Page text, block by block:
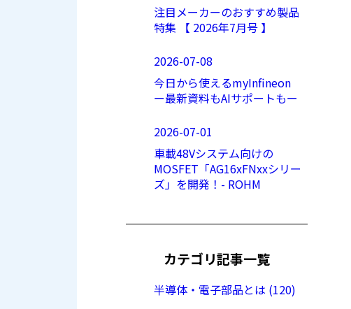
注目メーカーのおすすめ製品
特集 【 2026年7月号 】
2026-07-08
今日から使えるmyInfineon
ー最新資料もAIサポートもー
2026-07-01
車載48Vシステム向けの
MOSFET「AG16xFNxxシリー
ズ」を開発！- ROHM
カテゴリ記事一覧
半導体・電子部品とは (120)